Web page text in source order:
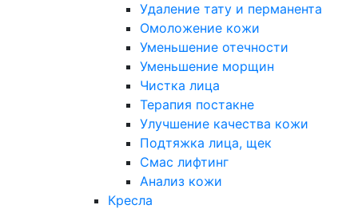
Удаление тату и перманента
Омоложение кожи
Уменьшение отечности
Уменьшение морщин
Чистка лица
Терапия постакне
Улучшение качества кожи
Подтяжка лица, щек
Смас лифтинг
Анализ кожи
Кресла